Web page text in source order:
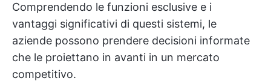
Comprendendo le funzioni esclusive e i
vantaggi significativi di questi sistemi, le
aziende possono prendere decisioni informate
che le proiettano in avanti in un mercato
competitivo.